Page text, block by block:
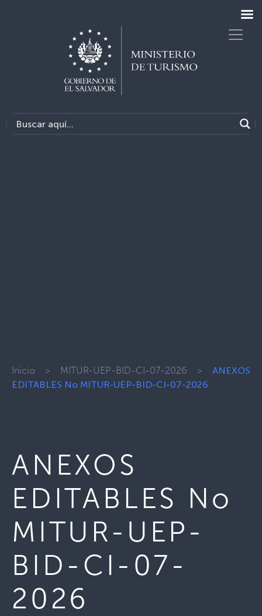
Inicio > MITUR-UEP-BID-CI-07-2026 > ANEXOS
EDITABLES No MITUR-UEP-BID-CI-07-2026
ANEXOS
EDITABLES No
MITUR-UEP-
BID-CI-07-
2026